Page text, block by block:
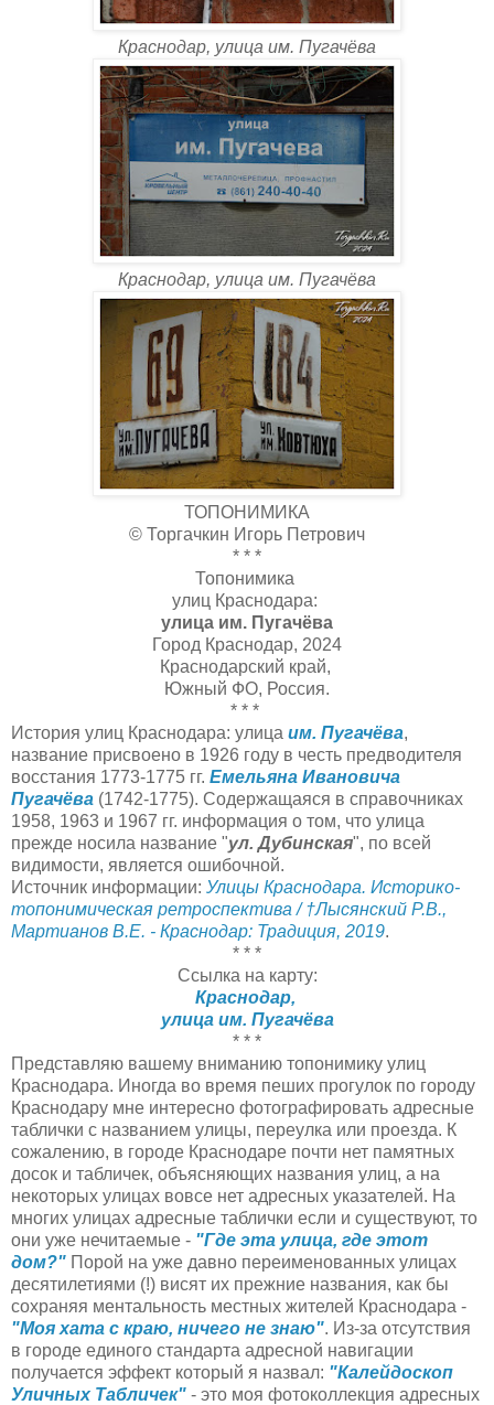
Краснодар, улица им. Пугачёва
Краснодар, улица им. Пугачёва
ТОПОНИМИКА
© Торгачкин Игорь Петрович
* * *
Топонимика
улиц Краснодара:
улица им. Пугачёва
Город Краснодар, 2024
Краснодарский край,
Южный ФО, Россия.
* * *
История улиц Краснодара: улица им. Пугачёва,
название присвоено в 1926 году в честь предводителя
восстания 1773-1775 гг. Емельяна Ивановича
Пугачёва (1742-1775). Содержащаяся в справочниках
1958, 1963 и 1967 гг. информация о том, что улица
прежде носила название "ул. Дубинская", по всей
видимости, является ошибочной.
Источник информации: Улицы Краснодара. Историко-
топонимическая ретроспектива / †Лысянский Р.В.,
Мартианов В.Е. - Краснодар: Традиция, 2019.
* * *
Ссылка на карту:
Краснодар,
улица им. Пугачёва
* * *
Представляю вашему вниманию топонимику улиц
Краснодара. Иногда во время пеших прогулок по городу
Краснодару мне интересно фотографировать адресные
таблички с названием улицы, переулка или проезда. К
сожалению, в городе Краснодаре почти нет памятных
досок и табличек, объясняющих названия улиц, а на
некоторых улицах вовсе нет адресных указателей. На
многих улицах адресные таблички если и существуют, то
они уже нечитаемые - "Где эта улица, где этот
дом?" Порой на уже давно переименованных улицах
десятилетиями (!) висят их прежние названия, как бы
сохраняя ментальность местных жителей Краснодара -
"Моя хата с краю, ничего не знаю". Из-за отсутствия
в городе единого стандарта адресной навигации
получается эффект который я назвал: "Калейдоскоп
Уличных Табличек" - это моя фотоколлекция адресных